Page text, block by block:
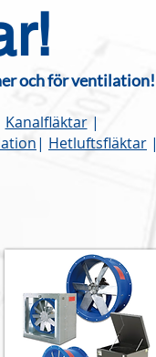
och för ventilation!
Kanalfläktar|
| Hetluftsfläktar |